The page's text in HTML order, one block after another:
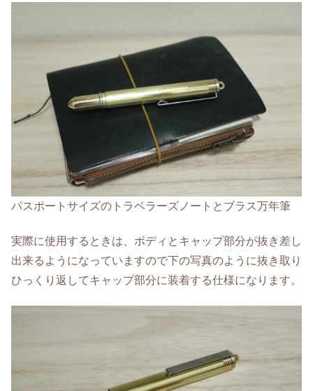
パスポートサイズのトラベラーズノートとブラス万年筆
実際に使用するときは、ボディとキャップ部分が抜き差し
出来るようになっていますので下の写真のように抜き取り
ひっくり返してキャップ部分に装着する仕様になります。